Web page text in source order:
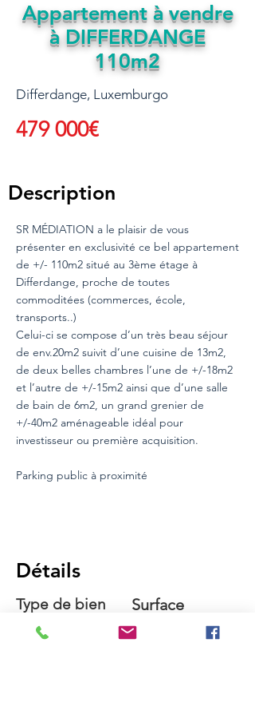
Appartement à vendre
à DIFFERDANGE
110m2
Differdange, Luxemburgo
479 000€
Description
SR MÉDIATION a le plaisir de vous
présenter en exclusivité ce bel appartement
de +/- 110m2 situé au 3ème étage à
Differdange, proche de toutes
commoditées (commerces, école,
transports..)
Celui-ci se compose d’un très beau séjour
de env.20m2 suivit d’une cuisine de 13m2,
de deux belles chambres l’une de +/-18m2
et l’autre de +/-15m2 ainsi que d’une salle
de bain de 6m2, un grand grenier de
+/-40m2 aménageable idéal pour
investisseur ou première acquisition.
Parking public à proximité
Détails
Type de bien
Appartement
Surface
110 m2